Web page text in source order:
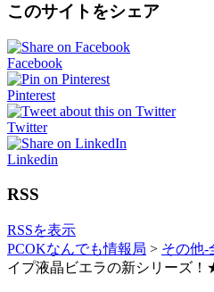
このサイトをシェア
Facebook
Pinterest
Twitter
Linkedin
RSS
RSSを表示
PCOKなんでも情報局 > その他-
イプ液晶ビエラの新シリーズ